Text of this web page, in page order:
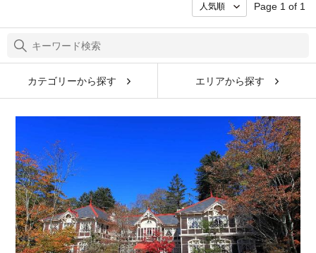
Page 1 of 1
カテゴリーから探す エリアから探す